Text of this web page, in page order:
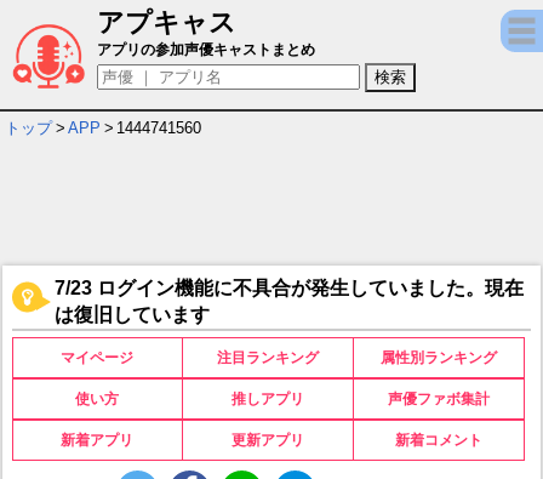
アプキャス
暁のブレイカーズ ～アクション・バトル～
アプリの参加声優キャストまとめ
トップ > APP > 1444741560
7/23 ログイン機能に不具合が発生していました。現在
は復旧しています
マイページ 注目ランキング 属性別ランキング
使い方 推しアプリ 声優ファボ集計
新着アプリ 更新アプリ 新着コメント